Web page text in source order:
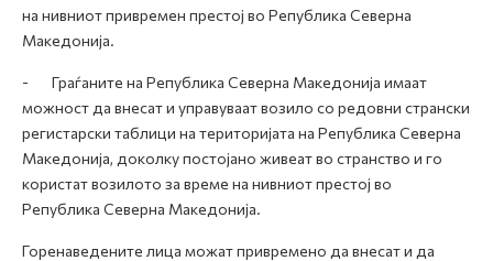
на нивниот привремен престој во Република Северна
Македонија.
- Граѓаните на Република Северна Македонија имаат
можност да внесат и управуваат возило со редовни странски
регистарски таблици на територијата на Република Северна
Македонија, доколку постојано живеат во странство и го
користат возилото за време на нивниот престој во
Република Северна Македонија.
Горенаведените лица можат привремено да внесат и да